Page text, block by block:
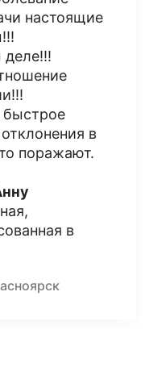
настоящие
быстрое
в
поражают.
в